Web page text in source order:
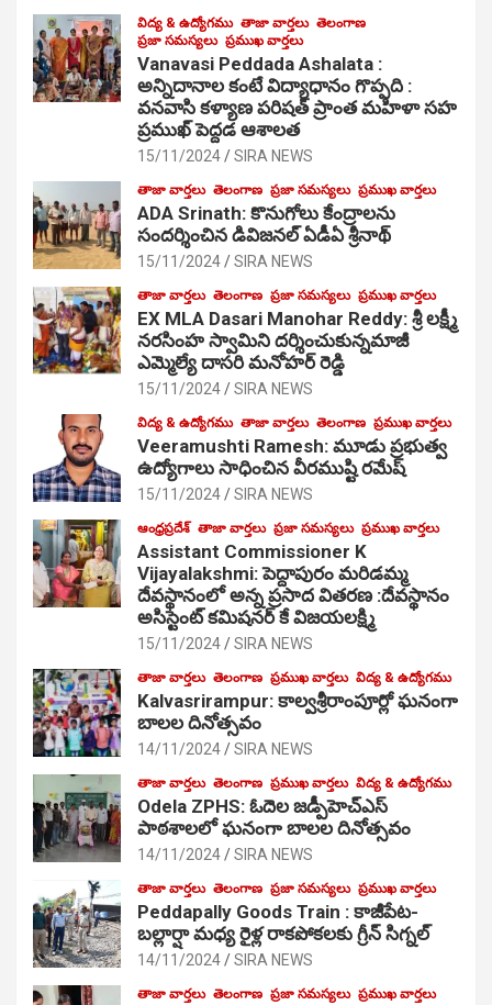
విద్య & ఉద్యోగము తాజా వార్తలు తెలంగాణ
ప్రజా సమస్యలు ప్రముఖ వార్తలు
Vanavasi Peddada Ashalata :
అన్నిదానాల కంటే విద్యాధానం గొప్పది :
వనవాసి కళ్యాణ పరిషత్ ప్రాంత మహిళా సహ
ప్రముఖ్ పెద్దడ ఆశాలత
15/11/2024 SIRA NEWS
తాజా వార్తలు తెలంగాణ ప్రజా సమస్యలు ప్రముఖ వార్తలు
ADA Srinath: కొనుగోలు కేంద్రాల‌ను
సంద‌ర్శించిన డివిజనల్ ఏడీఏ శ్రీనాథ్
15/11/2024 SIRA NEWS
తాజా వార్తలు తెలంగాణ ప్రజా సమస్యలు ప్రముఖ వార్తలు
EX MLA Dasari Manohar Reddy: శ్రీ లక్ష్మీ
నరసింహ స్వామిని దర్శించుకున్నమాజీ
ఎమ్మెల్యే దాసరి మనోహర్ రెడ్డి
15/11/2024 SIRA NEWS
విద్య & ఉద్యోగము తాజా వార్తలు తెలంగాణ ప్రముఖ వార్తలు
Veeramushti Ramesh: మూడు ప్రభుత్వ
ఉద్యోగాలు సాధించిన వీరముష్టి రమేష్
15/11/2024 SIRA NEWS
ఆంధ్రప్రదేశ్ తాజా వార్తలు ప్రజా సమస్యలు ప్రముఖ వార్తలు
Assistant Commissioner K
Vijayalakshmi: పెద్దాపురం మరిడమ్మ
దేవస్థానంలో అన్న ప్రసాద వితరణ :దేవస్థానం
అసిస్టెంట్ కమిషనర్ కే విజయలక్ష్మి
15/11/2024 SIRA NEWS
తాజా వార్తలు తెలంగాణ ప్రముఖ వార్తలు విద్య & ఉద్యోగము
Kalvasrirampur: కాల్వశ్రీరాంపూర్లో ఘనంగా
బాలల దినోత్సవం
14/11/2024 SIRA NEWS
తాజా వార్తలు తెలంగాణ ప్రముఖ వార్తలు విద్య & ఉద్యోగము
Odela ZPHS: ఓదెల జ‌డ్పీహెచ్ఎస్
పాఠ‌శాల‌లో ఘనంగా బాలల దినోత్సవం
14/11/2024 SIRA NEWS
తాజా వార్తలు తెలంగాణ ప్రజా సమస్యలు ప్రముఖ వార్తలు
Peddapally Goods Train : కాజీపేట-
బల్లార్షా మధ్య రైళ్ల రాకపోకలకు గ్రీన్ సిగ్నల్
14/11/2024 SIRA NEWS
తాజా వార్తలు తెలంగాణ ప్రజా సమస్యలు ప్రముఖ వార్తలు